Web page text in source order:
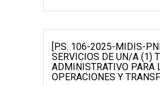
[P.S. 106-2025-MIDIS-
SERVICIOS DE UN/A (1)
ADMINISTRATIVO PARA
OPERACIONES Y